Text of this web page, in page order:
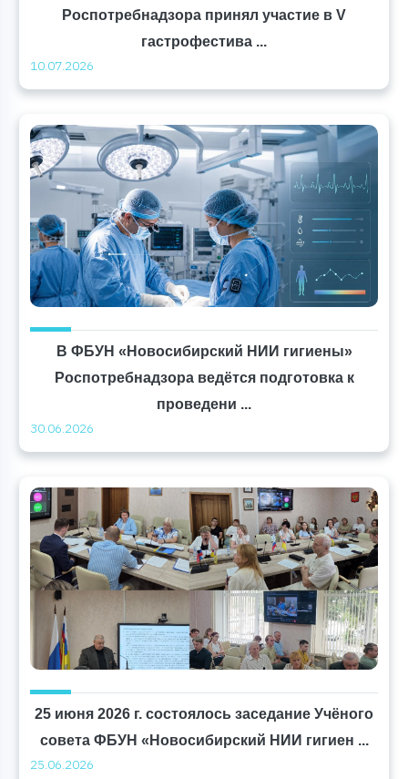
Роспотребнадзора принял участие в V
гастрофестива ...
10.07.2026
В ФБУН «Новосибирский НИИ гигиены»
Роспотребнадзора ведётся подготовка к
проведени ...
30.06.2026
25 июня 2026 г. состоялось заседание Учёного
совета ФБУН «Новосибирский НИИ гигиен ...
25.06.2026